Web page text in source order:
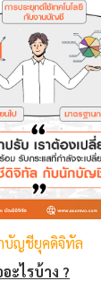
บัญชียุคดิจิทัล
ะไรบ้าง ?